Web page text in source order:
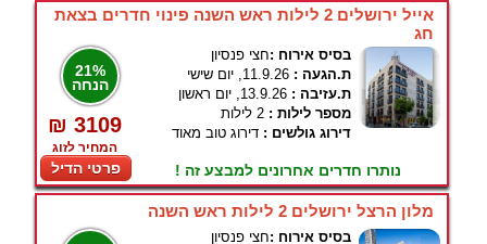
אייל ירושלים 2 לילות ראש השנה פינוי חדרים בצאת
חג
21%
הנחה
₪ 3109
המחיר לזוג
פרטי הדיל
בסיס אירוח :חצי פנסיון
ת.הגעה : 11.9.26, יום שישי
ת.עזיבה : 13.9.26, יום ראשון
מספר לילות : 2 לילות
דירוג גולשים : דירוג טוב מאוד
נותרו חדרים אחרונים למבצע זה !
מלון הרצל ירושלים 2 לילות ראש השנה
בסיס אירוח :חצי פנסיון